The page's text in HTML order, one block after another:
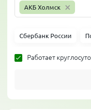
АКБ Холмск ×
Сбербанк России
Работает